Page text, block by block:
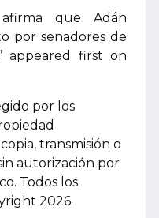
que Adán
por senadores de
appeared first on
por los
transmisión o
autorización por
Todos los
2026.